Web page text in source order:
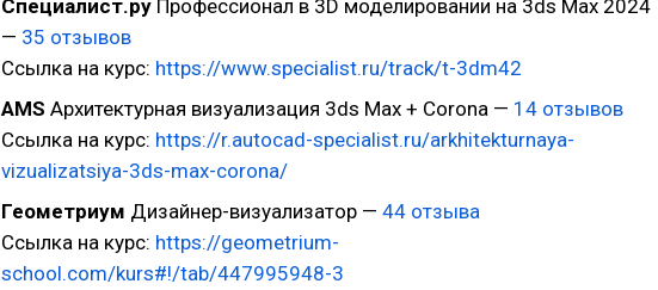
Специалист.ру Профессионал в 3D моделировании на 3ds Max 2024
— 35 отзывов
Ссылка на курс: https://www.specialist.ru/track/t-3dm42
AMS Архитектурная визуализация 3ds Max + Corona — 14 отзывов
Ссылка на курс: https://r.autocad-specialist.ru/arkhitekturnaya-
vizualizatsiya-3ds-max-corona/
Геометриум Дизайнер-визуализатор — 44 отзыва
Ссылка на курс: https://geometrium-
school.com/kurs#!/tab/447995948-3